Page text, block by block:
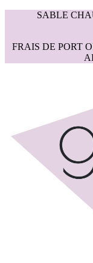
SABLE
FRAIS DE PORT